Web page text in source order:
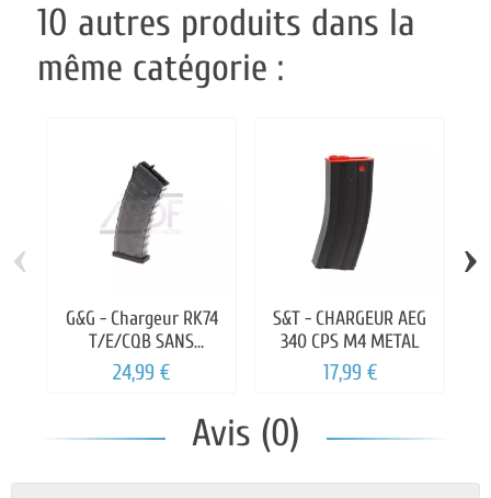
10 autres produits dans la
même catégorie :
G&G - Chargeur RK74
T/E/CQB SANS
STICKERS Midcap
115rds
24,99 €
S&T - CHARGEUR AEG
340 CPS M4 METAL
17,99 €
‹ ›
Avis (0)